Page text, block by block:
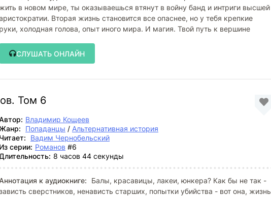
жить в новом мире, ты оказываешься втянут в войну банд и интриги высшей
Вторая жизнь становится все опаснее, но у тебя крепкие
руки, холодная голова, опыт иного мира. И магия. Твой путь к вершине
СЛУШАТЬ ОНЛАЙН
Том 6
Владимир Кощеев
Жанр:
Попаданцы / Альтернативная история
Читает:
Вадим Чернобельский
Из серии: Романов #6
8 часов 44 секунды
Аннотация к аудиокниге:
Балы, красавицы, лакеи, юнкера? Как бы не так -
сверстников, ненависть старших, попытки убийства - вот она, жизнь